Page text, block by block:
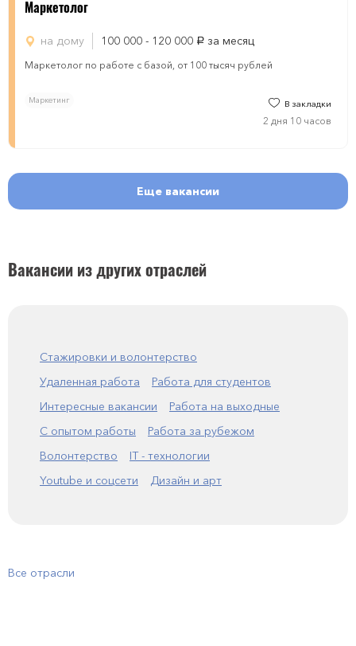
Маркетолог
на дому 100 000 - 120 000 руб. за месяц
Маркетолог по работе с базой, от 100 тысяч рублей
Маркетинг В закладки
2 дня 10 часов
Еще вакансии
Вакансии из других отраслей
Стажировки и волонтерство
Удаленная работа
Работа для студентов
Интересные вакансии
Работа на выходные
С опытом работы
Работа за рубежом
Волонтерство
IT - технологии
Youtube и соцсети
Дизайн и арт
Все отрасли